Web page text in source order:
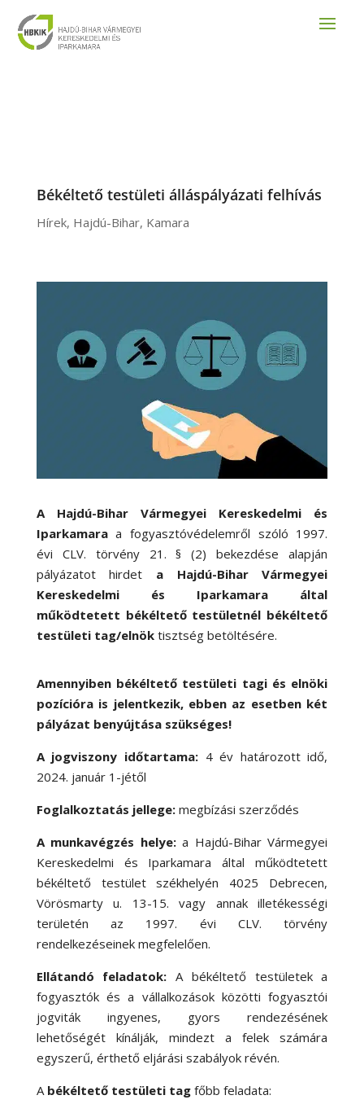
Békéltető testületi álláspályázati felhívás
Hírek, Hajdú-Bihar, Kamara
A Hajdú-Bihar Vármegyei Kereskedelmi és
Iparkamaraa fogyasztóvédelemről szóló 1997.
évi CLV. törvény 21. § (2) bekezdése alapján
pályázatot hirdet a Hajdú-Bihar Vármegyei
Kereskedelmi és Iparkamara által
működtetett békéltető testületnél békéltető
testületi tag/elnök tisztség betöltésére.
Amennyiben békéltető testületi tagi és elnöki
pozícióra is jelentkezik, ebben az esetben két
pályázat benyújtása szükséges!
A jogviszony időtartama: 4 év határozott idő,
2024. január 1-jétől
Foglalkoztatás jellege: megbízási szerződés
A munkavégzés helye:a Hajdú-Bihar Vármegyei
Kereskedelmi és Iparkamara által működtetett
békéltető testület székhelyén 4025 Debrecen,
Vörösmarty u. 13-15. vagy annak illetékességi
területén az 1997. évi CLV. törvény
rendelkezéseinek megfelelően.
Ellátandó feladatok:A békéltető testületek a
fogyasztók és a vállalkozások közötti fogyasztói
jogviták ingyenes, gyors rendezésének
lehetőségét kínálják, mindezt a felek számára
egyszerű, érthető eljárási szabályok révén.
Abékéltető testületi tagfőbb feladata: